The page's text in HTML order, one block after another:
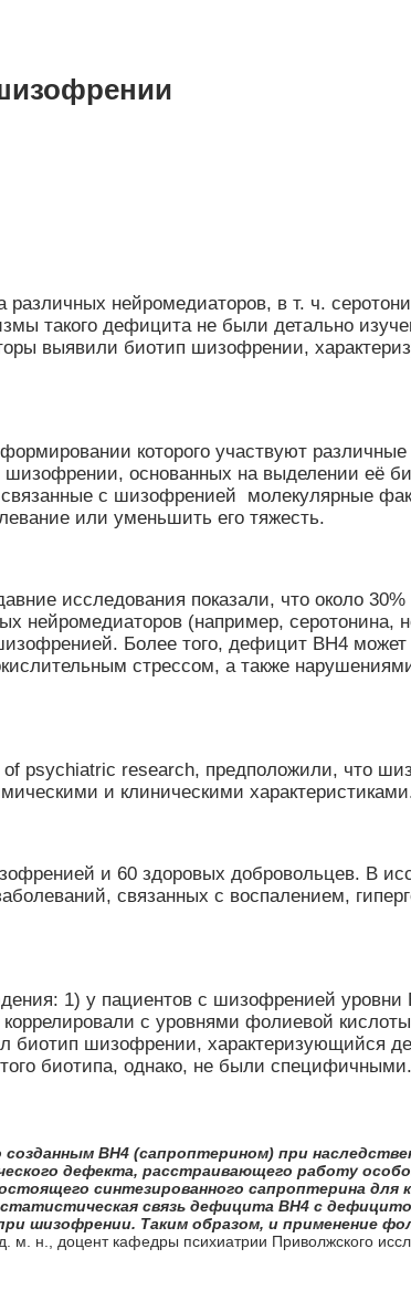
различных нейромедиаторов, в т. ч.
такого дефицита не были детально
выявили биотип шизофрении,
которого участвуют
основанных на выделении её
с шизофренией молекулярные
или уменьшить его тяжесть.
исследования показали, что около
нейромедиаторов (например,
Более того, дефицит BH4
стрессом, а также
of psychiatric research, предположили, что
и клиническими
и 60 здоровых добровольцев. В
связанных с воспалением,
1) у пациентов с шизофренией
с уровнями фолиевой
биотип шизофрении, характеризующийся
биотипа, однако, не были специфичными.
ВН4 (сапроптерином) при
дефекта, расстраивающего работу
синтезированного сапроптерина
связь дефицита ВН4 с
шизофрении. Таким образом, и применение
н., доцент кафедры психиатрии Приволжского